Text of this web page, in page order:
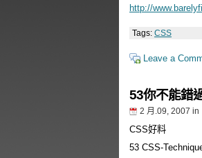
http://
Tags: CSS
Leave a
53你不能錯
2 月.09, 2007 in
CSS好料
53 CSS-